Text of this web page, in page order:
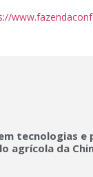
tecnologias e
agrícola da